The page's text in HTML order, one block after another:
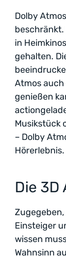
Dolby
beschränkt.
in
gehalten.
Atmos
genießen
Musikstück
– Dolby
Hörerlebnis.
Die 3D
Einsteiger
wissen
Wahnsinn